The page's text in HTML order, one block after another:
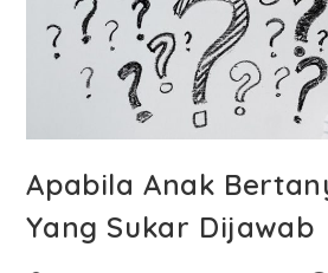
Apabila Anak
Yang Sukar Dijawab